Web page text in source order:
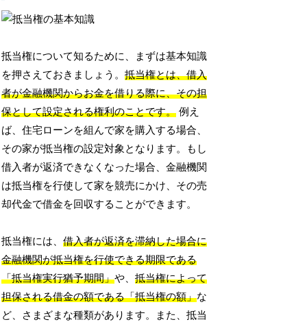
抵当権について知るために、まずは基本知識
を押さえておきましょう。抵当権とは、借入
者が金融機関からお金を借りる際に、その担
保として設定される権利のことです。 例え
ば、住宅ローンを組んで家を購入する場合、
その家が抵当権の設定対象となります。もし
借入者が返済できなくなった場合、金融機関
は抵当権を行使して家を競売にかけ、その売
却代金で借金を回収することができます。
抵当権には、借入者が返済を滞納した場合に
金融機関が抵当権を行使できる期限である
「抵当権実行猶予期間」や、抵当権によって
担保される借金の額である「抵当権の額」な
ど、さまざまな種類があります。また、抵当